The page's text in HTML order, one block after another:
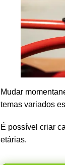
Mudar
temas variados
É possível criar
etárias.